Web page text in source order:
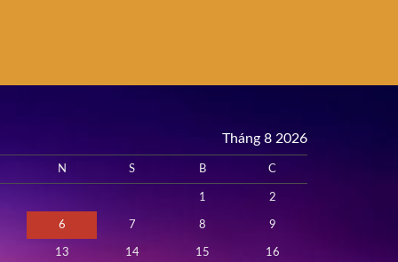
Tháng 8 2026
N S B C
1 2
6 7 8 9
13 14 15 16